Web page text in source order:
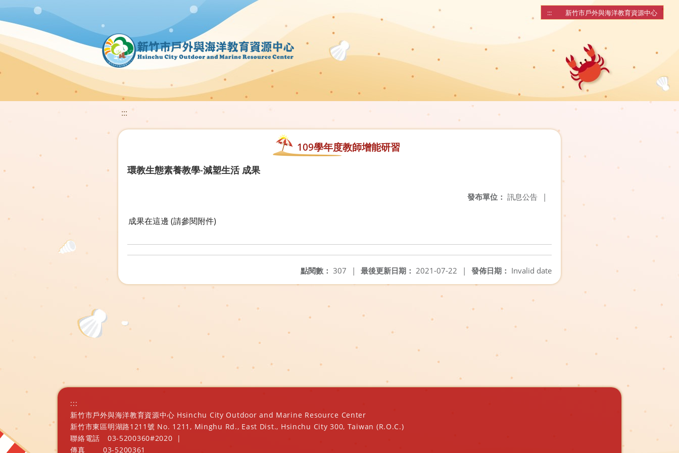
::: 新竹市戶外與海洋教育資源中心
:::
109學年度教師增能研習
環教生態素養教學-減塑生活 成果
發布單位： 訊息公告 |
成果在這邊 (請參閱附件)
發佈日期： Invalid date
最後更新日期： 2021-07-22 |
點閱數： 307 |
:::
新竹市戶外與海洋教育資源中心 Hsinchu City Outdoor and Marine Resource Center
新竹市東區明湖路1211號 No. 1211, Minghu Rd., East Dist., Hsinchu City 300, Taiwan (R.O.C.)
聯絡電話
03-5200360#2020
|
傳真
03-5200361